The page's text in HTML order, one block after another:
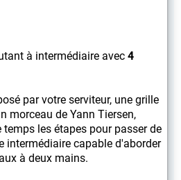
à intermédiaire avec 4
par votre serviteur, une grille
morceau de Yann Tiersen,
temps les étapes pour passer de
intermédiaire capable d'aborder
à deux mains.